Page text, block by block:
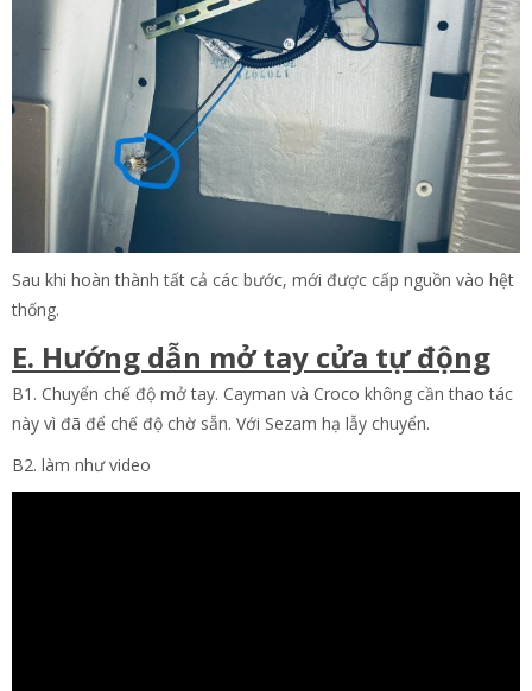
Sau khi hoàn thành tất cả các bước, mới được cấp nguồn vào hệt
thống.
E. Hướng dẫn mở tay cửa tự động
B1. Chuyển chế độ mở tay. Cayman và Croco không cần thao tác
này vì đã để chế độ chờ sẵn. Với Sezam hạ lẫy chuyển.
B2. làm như video